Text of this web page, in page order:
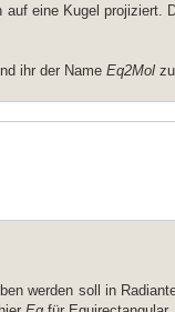
eine Kugel projiziert.
ihr der Name Eq2Mol
werden soll in